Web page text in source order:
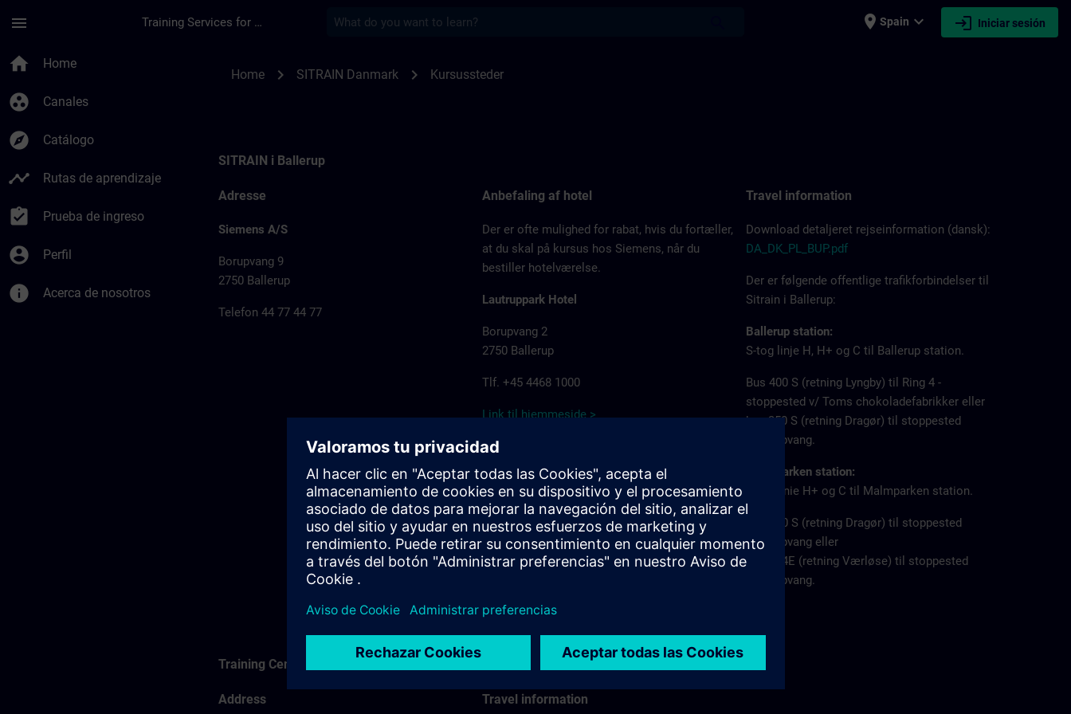
menu Training Services for Digital Industries place Spain expand_more login Iniciar sesión
home Home
group_work Canales
explore Catálogo
timeline Rutas de aprendizaje
assignment_turned_in Prueba de ingreso
account_circle Perfil
info Acerca de nosotros
Home chevron_right SITRAIN Danmark chevron_right Kursussteder
SITRAIN i Ballerup
Adresse
Siemens A/S
Borupvang 9
2750 Ballerup
Telefon 44 77 44 77
Anbefaling af hotel
Der er ofte mulighed for rabat, hvis du fortæller,
at du skal på kursus hos Siemens, når du
bestiller hotelværelse.
Lautruppark Hotel
Borupvang 2
2750 Ballerup
Tlf. +45 4468 1000
Link til hjemmeside >
HERLØV KRO HOTEL
Herlev Torv 9 - 11
2730 Herlev
Tlf. +45 4494 0003
Link til hjemmeside >
Travel information
Download detaljeret rejseinformation (dansk):
DA_DK_PL_BUP.pdf
Der er følgende offentlige trafikforbindelser til
Sitrain i Ballerup:
Ballerup station:
S-tog linje H, H+ og C til Ballerup station.
Bus 400 S (retning Lyngby) til Ring 4 -
stoppested v/ Toms chokoladefabrikker eller
bus 350 S (retning Dragør) til stoppested
v/Borupvang.
Malmparken station:
S-tog linie H+ og C til Malmparken station.
Bus 350 S (retning Dragør) til stoppested
v/Borupvang eller
Bus 154E (retning Værløse) til stoppested
v/Borupvang.
Training Center Aarhus
Address Travel information